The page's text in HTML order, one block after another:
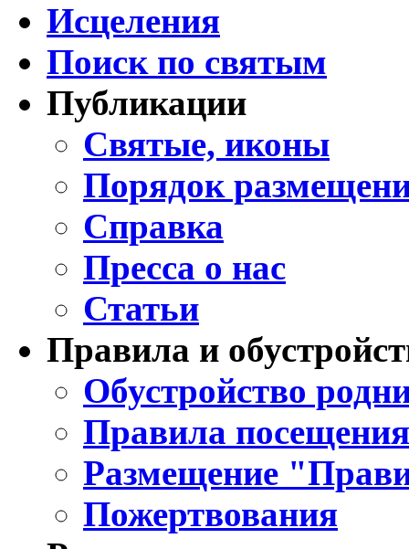
Исцеления
Поиск по святым
Публикации
Святые, иконы
Порядок
Справка
Пресса о нас
Статьи
Правила и
Обустройство
Правила
Размещение
Пожертвования